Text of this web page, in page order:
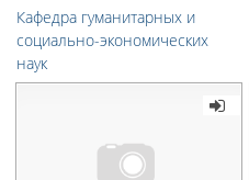
Кафедра гуманитарных и
социально-экономических
наук